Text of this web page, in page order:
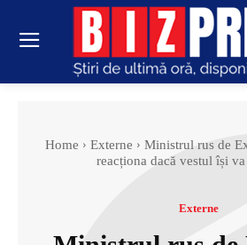
Home Externe
Ministrul rus de
reacționa dacă vestul își
Externe